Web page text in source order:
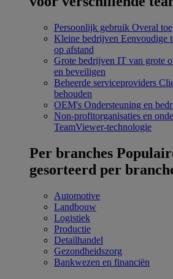
Persoonlijk gebruik Overal
Kleine bedrijven Eenvoudige
op afstand
Grote bedrijven IT van grote
en beveiligen
Beheerde serviceproviders
behouden
OEM's Ondersteuning en
Non-profitorganisaties en
TeamViewer-technologie
Per branches
gesorteerd per
Automotive
Landbouw
Logistiek
Productie
Detailhandel
Gezondheidszorg
Bankwezen en financiën